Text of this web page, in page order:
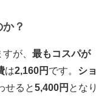
？
が、 最もコスパが
は2,160円 です。 ショ
せると5,400円 となり